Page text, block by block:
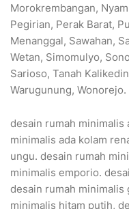
Morokrembangan,
Pegirian, Perak Barat,
Menanggal, Sawahan,
Wetan, Simomulyo,
Sarioso, Tanah
Warugunung,
desain rumah minimalis
minimalis ada kolam
ungu. desain rumah
minimalis emporio.
desain rumah minimalis
minimalis hitam putih,